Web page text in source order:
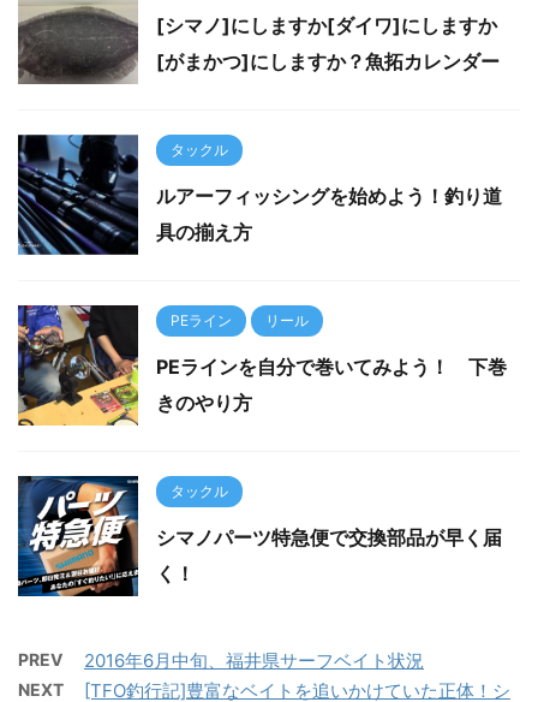
[シマノ]にしますか[ダイワ]にしますか
[がまかつ]にしますか？魚拓カレンダー
タックル
ルアーフィッシングを始めよう！釣り道
具の揃え方
PEライン リール
PEラインを自分で巻いてみよう！ 下巻
きのやり方
タックル
シマノパーツ特急便で交換部品が早く届
く！
PREV 2016年6月中旬、福井県サーフベイト状況
NEXT [TFO釣行記]豊富なベイトを追いかけていた正体！シ